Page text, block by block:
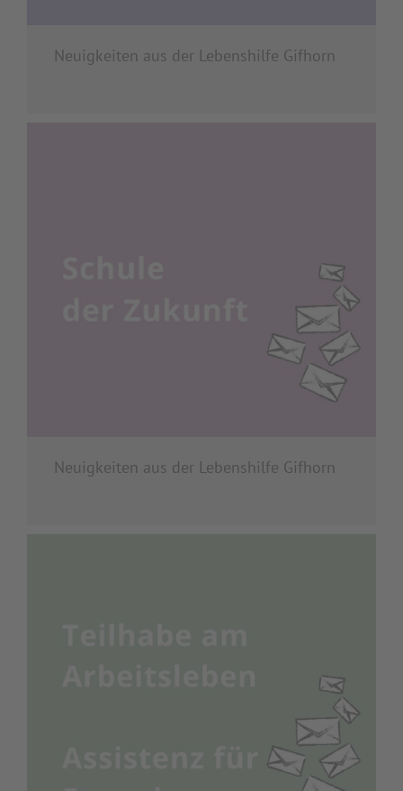
Neuigkeiten aus der Lebenshilfe Gifhorn
Neuigkeiten aus der Lebenshilfe Gifhorn